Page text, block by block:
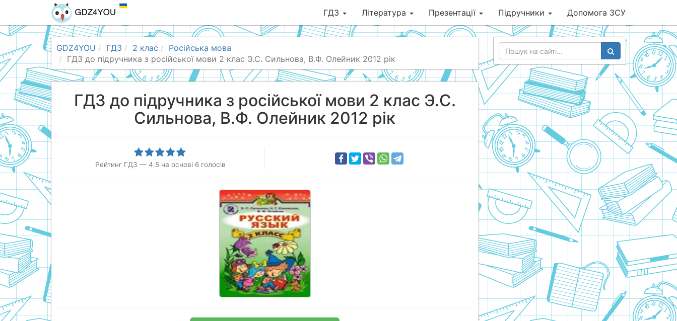
ГДЗ Література Презентації Підручники Допомога ЗСУ
GDZ4YOU ГДЗ 2 клас
Російська мова
ГДЗ до підручника з російської мови 2 клас Э.С. Сильнова, В.Ф. Олейник 2012 рік
ГДЗ до підручника з російської мови 2 клас Э.С.
Сильнова, В.Ф. Олейник 2012 рік
Рейтинг ГДЗ — 4.5на основі 6голосів